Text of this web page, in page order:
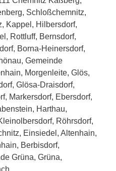
Schloßchemnitz,
Kappel, Hilbersdorf,
Rottluff, Bernsdorf,
Borna-Heinersdorf,
Gemeinde
Morgenleite, Glös,
Glösa-Draisdorf,
Markersdorf, Ebersdorf,
Harthau,
Röhrsdorf,
Einsiedel, Altenhain,
Berbisdorf,
Grüna, Grüna,